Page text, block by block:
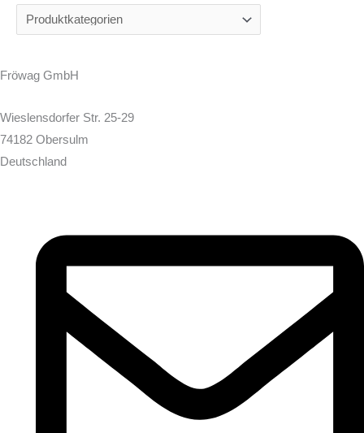
Fröwag GmbH
Wieslensdorfer Str. 25-29
74182 Obersulm
Deutschland